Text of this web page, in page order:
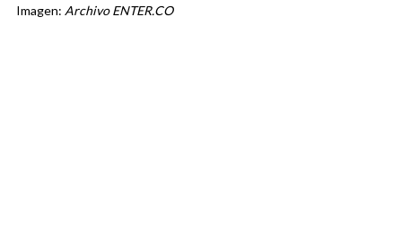
Imagen: Archivo ENTER.CO